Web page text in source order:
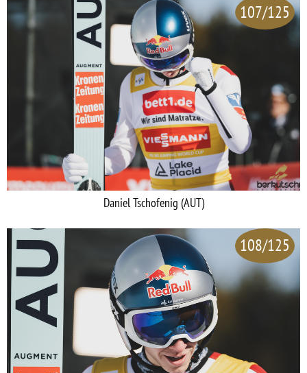
107/125
Daniel Tschofenig (AUT)
108/125